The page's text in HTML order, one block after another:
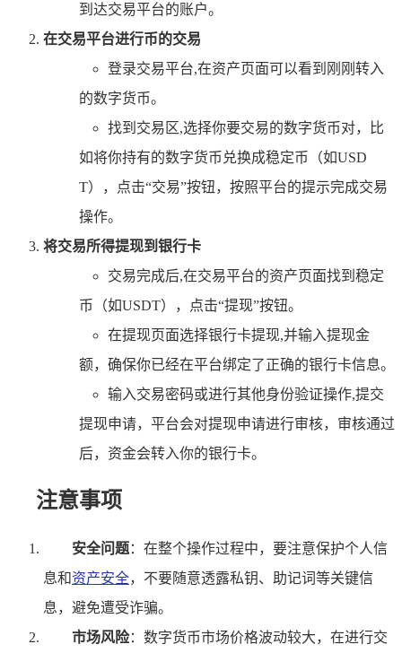
到达交易平台的账户。
在交易平台进行币的交易
登录交易平台,在资产页面可以看到刚刚转入
的数字货币。
找到交易区,选择你要交易的数字货币对，比
如将你持有的数字货币兑换成稳定币（如USD
T），点击“交易”按钮，按照平台的提示完成交易
操作。
将交易所得提现到银行卡
交易完成后,在交易平台的资产页面找到稳定
币（如USDT），点击“提现”按钮。
在提现页面选择银行卡提现,并输入提现金
额，确保你已经在平台绑定了正确的银行卡信息。
输入交易密码或进行其他身份验证操作,提交
提现申请，平台会对提现申请进行审核，审核通过
后，资金会转入你的银行卡。
注意事项
安全问题：在整个操作过程中，要注意保护个人信
息和资产安全，不要随意透露私钥、助记词等关键信
息，避免遭受诈骗。
市场风险：数字货币市场价格波动较大，在进行交